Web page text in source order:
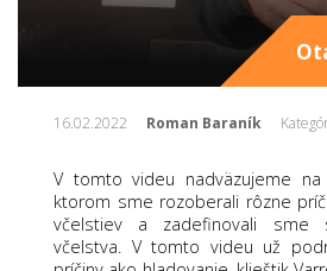
16.02.2022 Roman Baraník
V tomto videu nadväzujeme na
ktorom sme rozoberali rôzne
včelstiev a zadefinovali sme
včelstva. V tomto videu už